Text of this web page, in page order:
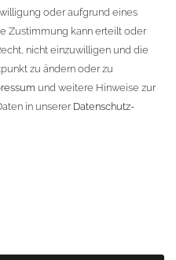
oder aufgrund eines
Zustimmung kann erteilt oder
nicht einzuwilligen und die
zu ändern oder zu
und weitere Hinweise zur
in unserer Daten­schutz­